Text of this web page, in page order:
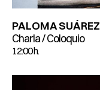
PALOMA SUÁREZ
Charla / Coloquio
12:00 h.